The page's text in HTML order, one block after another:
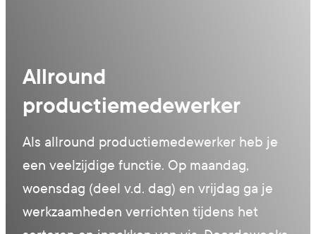
Allround
productiemedewerker
Als allround productiemedewerker heb je
een veelzijdige functie. Op maandag,
woensdag (deel v.d. dag) en vrijdag ga je
werkzaamheden verrichten tijdens het